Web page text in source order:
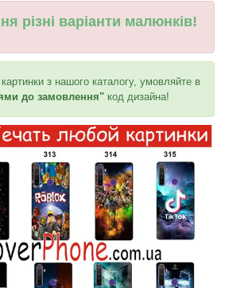
різні варіанти малюнків!
з нашого каталогу, умовляйте в
до замовлення" код дизайна!